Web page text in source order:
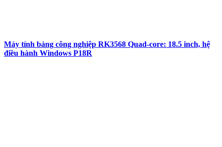
Máy tính bảng công nghiệp RK3568 Quad-core: 18.5 inch, hệ
điều hành Windows P18R